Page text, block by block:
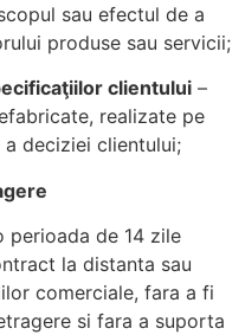
sau efectul de a
produse sau servicii;
clientului –
realizate pe
deciziei clientului;
perioada de 14 zile
la distanta sau
comerciale, fara a fi
si fara a suporta